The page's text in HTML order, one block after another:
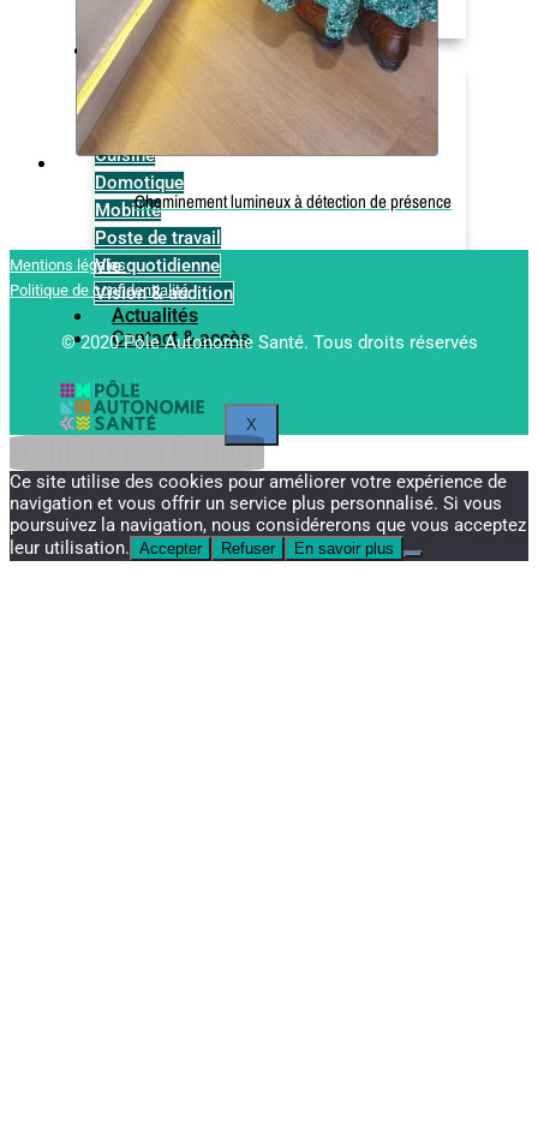
Disponibilité des espaces
Nos solutions techniques
Bain & WC
Chambre
Communication & loisirs
Cuisine
Domotique
Mobilité
Poste de travail
Vie quotidienne
Vision & audition
Actualités
Contact & accès
X
Cheminement lumineux à détection de présence
Mentions légales
Politique de confidentialité
© 2020 Pôle Autonomie Santé. Tous droits réservés
Défiler vers le haut
Ce site utilise des cookies pour améliorer votre expérience de
navigation et vous offrir un service plus personnalisé. Si vous
poursuivez la navigation, nous considérerons que vous acceptez
leur utilisation. Accepter Refuser En savoir plus